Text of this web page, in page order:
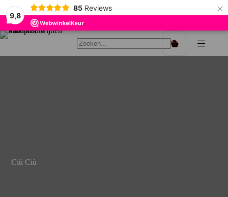
9,8
85 Reviews ×
Ga
Winkelwagen
Ciù Ciù